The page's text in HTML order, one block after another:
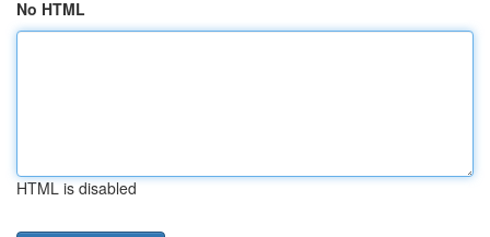
No HTML
HTML is disabled